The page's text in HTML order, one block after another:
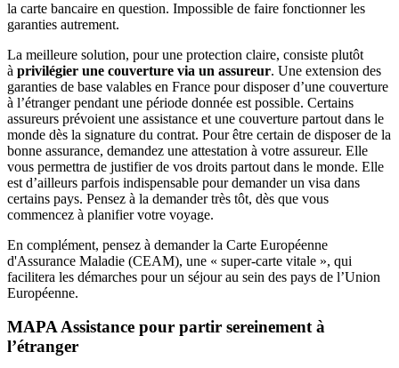
la carte bancaire en question. Impossible de faire fonctionner les
garanties autrement.
La meilleure solution, pour une protection claire, consiste plutôt
à privilégier une couverture via un assureur. Une extension des
garanties de base valables en France pour disposer d’une couverture
à l’étranger pendant une période donnée est possible. Certains
assureurs prévoient une assistance et une couverture partout dans le
monde dès la signature du contrat. Pour être certain de disposer de la
bonne assurance, demandez une attestation à votre assureur. Elle
vous permettra de justifier de vos droits partout dans le monde. Elle
est d’ailleurs parfois indispensable pour demander un visa dans
certains pays. Pensez à la demander très tôt, dès que vous
commencez à planifier votre voyage.
En complément, pensez à demander la Carte Européenne
d'Assurance Maladie (CEAM), une « super-carte vitale », qui
facilitera les démarches pour un séjour au sein des pays de l’Union
Européenne.
MAPA Assistance pour partir sereinement à
l’étranger